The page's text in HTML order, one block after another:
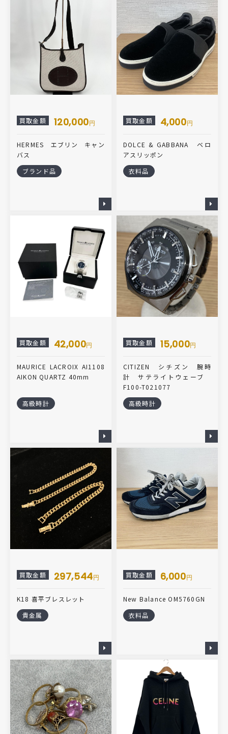
買取金額 120,000円
HERMES エブリン キャン
バス
ブランド品
買取金額 4,000円
DOLCE & GABBANA ベロ
アスリッポン
衣料品
買取金額 42,000円
MAURICE LACROIX AI1108
AIKON QUARTZ 40mm
高級時計
買取金額 15,000円
CITIZEN シチズン 腕時
計 サテライトウェーブ
F100-T021077
高級時計
買取金額 297,544円
K18 喜平ブレスレット
貴金属
買取金額 6,000円
New Balance OM5760GN
衣料品